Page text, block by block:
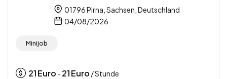
01796 Pirna, Sachsen, Deutschland
04/08/2026
Minijob
21Euro - 21Euro / Stunde